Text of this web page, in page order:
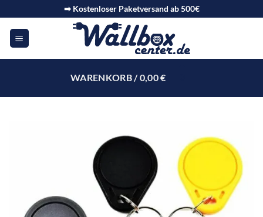
➡ Kostenloser Paketversand ab 500€
WARENKORB /0,00€